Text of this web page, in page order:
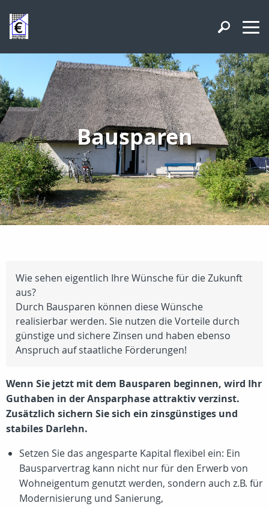
Bausparen
Wie sehen eigentlich Ihre Wünsche für die Zukunft
aus?
Durch Bausparen können diese Wünsche
realisierbar werden. Sie nutzen die Vorteile durch
günstige und sichere Zinsen und haben ebenso
Anspruch auf staatliche Förderungen!
Wenn Sie jetzt mit dem Bausparen beginnen, wird Ihr
Guthaben in der Ansparphase attraktiv verzinst.
Zusätzlich sichern Sie sich ein zinsgünstiges und
stabiles Darlehn.
Setzen Sie das angesparte Kapital flexibel ein: Ein
Bausparvertrag kann nicht nur für den Erwerb von
Wohneigentum genutzt werden, sondern auch z.B. für
Modernisierung und Sanierung,